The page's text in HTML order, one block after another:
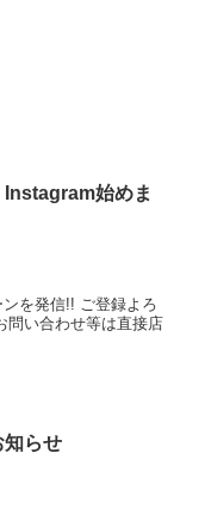
Instagram始めま
を発信!! ご登録よろ
問い合わせ等は直接店
知らせ